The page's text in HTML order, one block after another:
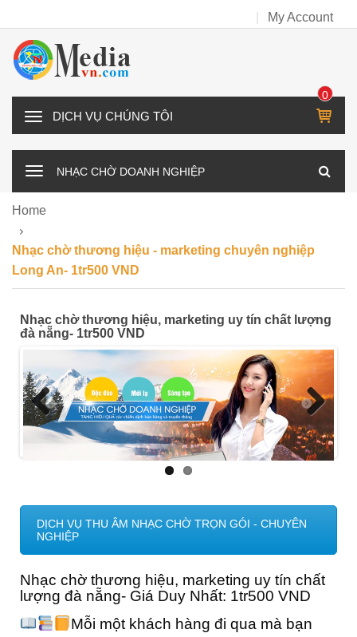
My Account
D
H
H
Ú
G
T
I
0
IT
M
NHẠC CHỜ DOANH NGHIỆP
Home
Nhạc chờ thương hiệu - marketing chuyên nghiệp
Long An- 1tr500 VND
Nhạc chờ thương hiệu, marketing uy tín chất lượng
đà nẵng- 1tr500 VND
Previ
Next
DỊCH VỤ THU ÂM NHẠC CHỜ TRỌN GÓI - CHUYÊN
NGHIỆP
Nhạc chờ thương hiệu, marketing uy tín chất
lượng đà nẵng- Giá Duy Nhất: 1tr500 VND
Mỗi một khách hàng đi qua mà bạn